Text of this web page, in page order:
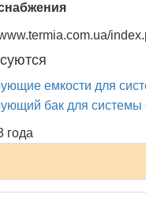
емкости для
бак для системы
года